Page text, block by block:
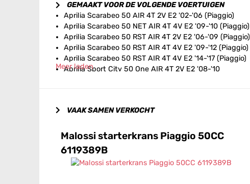
GEMAAKT VOOR DE VOLGENDE VOERTUIGEN
Aprilia Scarabeo 50 AIR 4T 2V E2 '02-'06 (Piaggio)
Aprilia Scarabeo 50 NET AIR 4T 4V E2 '09-'10 (Piaggio)
Aprilia Scarabeo 50 RST AIR 4T 2V E2 '06-'09 (Piaggio)
Aprilia Scarabeo 50 RST AIR 4T 4V E2 '09-'12 (Piaggio)
Aprilia Scarabeo 50 RST AIR 4T 4V E2 '14-'17 (Piaggio)
Aprilia Sport City 50 One AIR 4T 2V E2 '08-'10
Derbi Atlantis 50 AIR 4T 2V E2 '04-'07 (Piaggio)
Derbi Boulevard 50 AIR 4T 2V E2 '09 (Piaggio)
Italjet Jet-Set 50 AIR 4T 2V E2 '04 (Piaggio)
Italjet Torpedo 50 AIR 4T 2V E2 '04 (Piaggio)
Malaguti Centro 50 AIR 4T 2V E2 '08-'11 (Piaggio)
Meer laden
VAAK SAMEN VERKOCHT
Malossi starterkrans Piaggio 50CC
6119389B